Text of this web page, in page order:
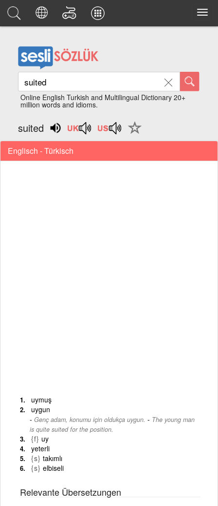
Online English Turkish and Multilingual Dictionary 20+
million words and idioms.
suited
Englisch - Türkisch
uymuş
uygun
Genç adam, konumu için oldukça uygun. - The young man
is quite suited for the position.
{f} uy
yeterli
{s} takımlı
{s} elbiseli
Relevante Übersetzungen